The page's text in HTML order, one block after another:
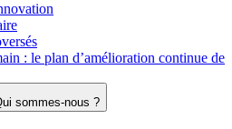
: le plan d’amélioration continue de
sommes-nous ?